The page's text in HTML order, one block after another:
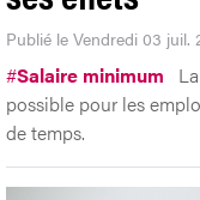
Jobs d’été: la
ses effets
Publié le Vendredi 03 juil.
possible pour les